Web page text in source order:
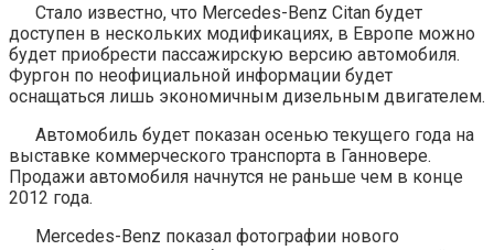
Стало известно, что Mercedes-Benz Citan будет
доступен в нескольких модификациях, в Европе можно
будет приобрести пассажирскую версию автомобиля.
Фургон по неофициальной информации будет
оснащаться лишь экономичным дизельным двигателем.
Автомобиль будет показан осенью текущего года на
выставке коммерческого транспорта в Ганновере.
Продажи автомобиля начнутся не раньше чем в конце
2012 года.
Mercedes-Benz показал фотографии нового